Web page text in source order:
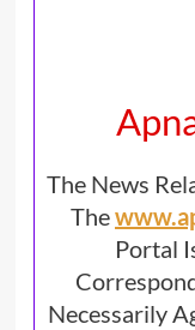
The News
The
Portal
Necessarily